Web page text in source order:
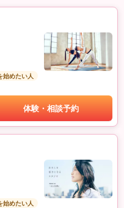
始めたい人
体験・相談予約
始めたい人